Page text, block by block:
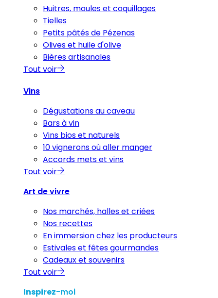
Huitres, moules et coquillages
Tielles
Petits pâtés de Pézenas
Olives et huile d'olive
Bières artisanales
Tout voir
Vins
Dégustations au caveau
Bars à vin
Vins bios et naturels
10 vignerons où aller manger
Accords mets et vins
Tout voir
Art de vivre
Nos marchés, halles et criées
Nos recettes
En immersion chez les producteurs
Estivales et fêtes gourmandes
Cadeaux et souvenirs
Tout voir
Inspirez-moi